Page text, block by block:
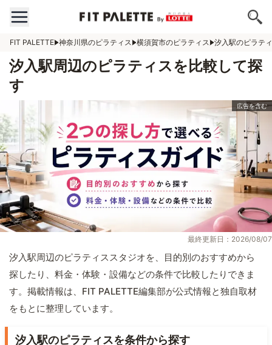
FIT PALETTE 神奈川県のピラティス 横須賀市のピラティス 汐入駅のピラテ
汐入駅周辺のピラティスを比較して探
す
最終更新日：2026/08/07
汐入駅周辺のピラティススタジオを、目的別のおすすめから
探したり、料金・体験・設備などの条件で比較したりできま
す。掲載情報は、FIT PALETTE編集部が公式情報と独自取材
をもとに整理しています。
汐入駅のピラティスを条件から探す